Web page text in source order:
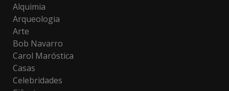
Alquimia
Arqueologia
Arte
Bob Navarro
Carol Maróstica
Casas
Celebridades